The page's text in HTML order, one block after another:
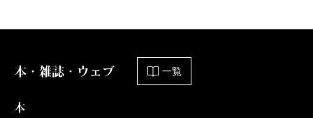
本・雑誌・ウェブ 一覧
本